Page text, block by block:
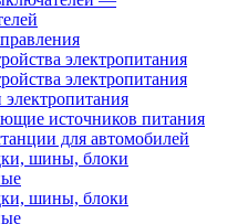
электропитания
электропитания
источников питания
для автомобилей
шины, блоки
шины, блоки